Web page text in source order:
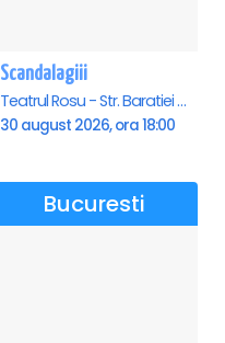
Scandalagiii
Teatrul Rosu - Str. Baratiei 31, Bucuresti
30 august 2026, ora 18:00
Bucuresti